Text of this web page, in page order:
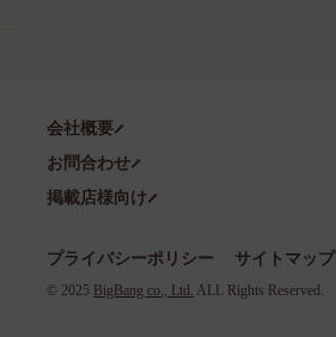
会社概要
お問合わせ
掲載店様向け
プライバシーポリシー サイトマップ
©️ 2025 BigBang co., Ltd. ALL Rights Reserved.